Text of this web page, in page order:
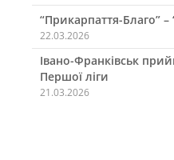
“Прикарпаття-Благо” –
22.03.2026
Івано-Франківськ
Першої ліги
21.03.2026